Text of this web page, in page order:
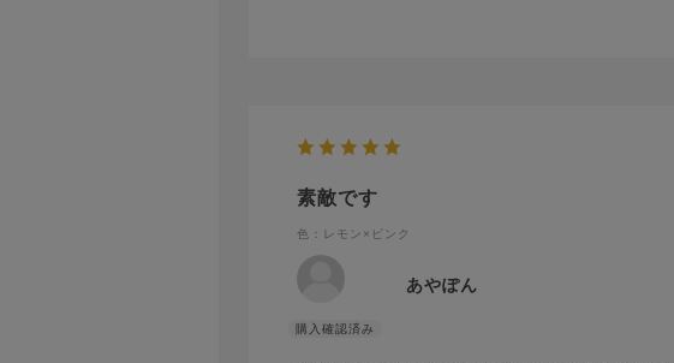
素敵です
色：レモン×ピンク
あやぽん